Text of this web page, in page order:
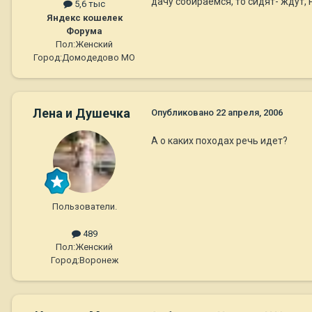
5,6 тыс
Яндекс кошелек
Форума
Пол:Женский
Город:Домодедово МО
Лена и Душечка
Пользователи.
489
Пол:Женский
Город:Воронеж
Опубликовано 22 апреля, 2006
А о каких походах речь идет?